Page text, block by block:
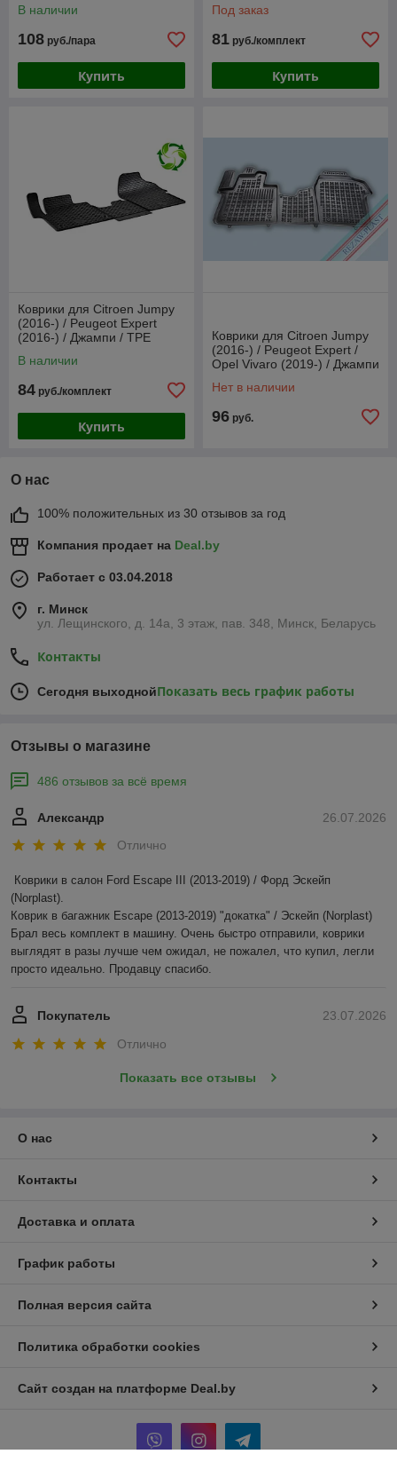
В наличии
108 руб./пара
Купить
Под заказ
81 руб./комплект
Купить
Коврики для Citroen Jumpy
(2016-) / Peugeot Expert
(2016-) / Джампи / TPE
В наличии
84 руб./комплект
Купить
Коврики для Citroen Jumpy
(2016-) / Peugeot Expert /
Opel Vivaro (2019-) / Джампи
Нет в наличии
96 руб.
О нас
100% положительных из 30 отзывов за год
Компания продает на Deal.by
Работает с 03.04.2018
г. Минск
ул. Лещинского, д. 14а, 3 этаж, пав. 348, Минск, Беларусь
Контакты
Сегодня выходнойПоказать весь график работы
Отзывы о магазине
486 отзывов за всё время
26.07.2026
Александр
Отлично
Коврики в салон Ford Escape III (2013-2019) / Форд Эскейп
(Norplast).
Коврик в багажник Escape (2013-2019) "докатка" / Эскейп (Norplast)
Брал весь комплект в машину. Очень быстро отправили, коврики
выглядят в разы лучше чем ожидал, не пожалел, что купил, легли
просто идеально. Продавцу спасибо.
23.07.2026
Покупатель
Отлично
Показать все отзывы
О нас
Контакты
Доставка и оплата
График работы
Полная версия сайта
Политика обработки cookies
Сайт создан на платформе Deal.by